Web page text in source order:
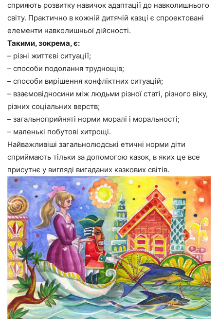
сприяють розвитку навичок адаптації до навколишнього
світу. Практично в кожній дитячій казці є спроектовані
елементи навколишньої дійсності.
Такими, зокрема, є:
– різні життєві ситуації;
– способи подолання труднощів;
– способи вирішення конфліктних ситуацій;
– взаємовідносини між людьми різної статі, різного віку,
різних соціальних верств;
– загальноприйняті норми моралі і моральності;
– маленькі побутові хитрощі.
Найважливіші загальнолюдські етичні норми діти
сприймають тільки за допомогою казок, в яких це все
присутнє у вигляді вигаданих казкових світів.